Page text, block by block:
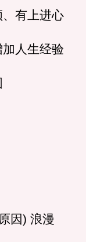
有上进心
人生经验
因) 浪漫